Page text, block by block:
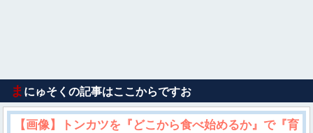
ま にゅそくの記事はここからですお
【画像】トンカツを『どこから食べ始めるか』で『育